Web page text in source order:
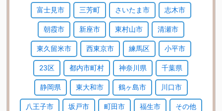
富士見市 三芳町 さいたま市 志木市
朝霞市 新座市 東村山市 清瀬市
東久留米市 西東京市 練馬区 小平市
23区 都内市町村 神奈川県 千葉県
静岡県 東大和市 鶴ヶ島市 川口市
八王子市 坂戸市 町田市 福生市 その他